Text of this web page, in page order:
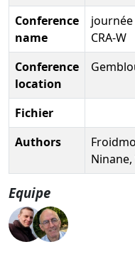
Conference
name
CRA-W
Conference
location
Fichier
Authors
Ninane,
Equipe